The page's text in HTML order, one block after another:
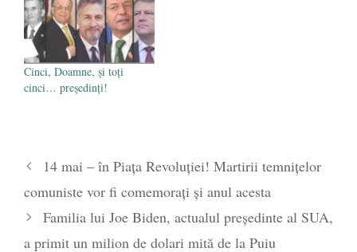
Cinci, Doamne, și toți
cinci… președinți!
14 mai – în Piața Revoluției! Martirii temnițelor
comuniste vor fi comemorați și anul acesta
Familia lui Joe Biden, actualul președinte al SUA,
a primit un milion de dolari mită de la Puiu